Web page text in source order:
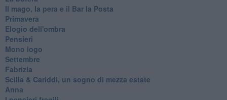
Il mago, la pera e il Bar la Posta
Primavera
Elogio dell'ombra
Pensieri
Mono logo
Settembre
Fabrizia
​Scilla & Cariddi, un sogno di mezza estate
Anna